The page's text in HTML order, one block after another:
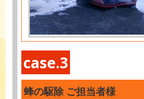
case.3
蜂の駆除 ご担当者様